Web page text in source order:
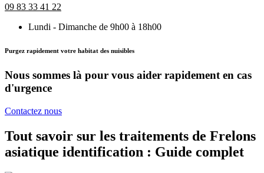
09 83 33 41 22
Lundi - Dimanche de 9h00 à 18h00
Purgez rapidement votre habitat des nuisibles
Nous sommes là pour vous aider rapidement en cas
d'urgence
Contactez nous
Tout savoir sur les traitements de Frelons
asiatique identification : Guide complet